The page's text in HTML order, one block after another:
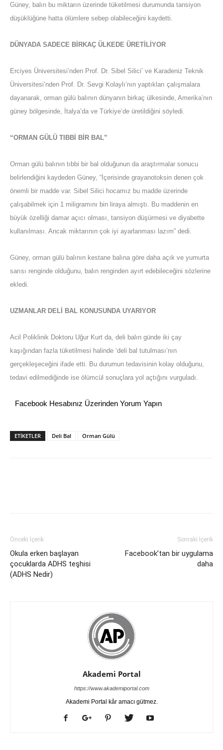
Güney, balın bu miktarın üzerinde tüketilmesi durumunda tansiyon
düşüklüğüne hatta ölümlere sebep olabileceğini kaydetti.
DÜNYADA SADECE BİRKAÇ ÜLKEDE ÜRETİLİYOR
Erciyes Üniversitesi’nden Prof. Dr. Sibel Silici’ ve Karadeniz Teknik
Üniversitesi’nden Prof. Dr. Sevgi Kolaylı’nın yaptıkları çalışmalara
dayanarak, orman gülü balının dünyanın birkaç ülkesinde, Amerika’nın
güney bölgesinde, İtalya’da ve Türkiye’de üretildiğini söyledi.
“ORMAN GÜLÜ TIBBİ BİR BAL”
Orman gülü balının tıbbi bir bal olduğunun da araştırmalar sonucu
belirlendiğini kaydeden Güney, “İçerisinde grayanotoksin denen çok
önemli bir madde var. Sibel Silici hocamız bu madde üzerinde
çalışabilmek için 1 miligramını bin liraya almıştı. Bu maddenin en
büyük özelliği damar açıcı olması, tansiyon düşürmesi ve diyabette
kullanılması. Ancak miktarının çok iyi ayarlanması lazım” dedi.
Güney, orman gülü balının kestane balına göre daha açık ve yumurta
sarısı renginde olduğunu, balın renginden ayırt edebileceğini sözlerine
ekledi.
UZMANLAR DELİ BAL KONUSUNDA UYARIYOR
Acil Poliklinik Doktoru Uğur Kurt da, deli balın günde iki çay
kaşığından fazla tüketilmesi halinde ‘deli bal tutulması’nın
gerçekleşeceğini ifade etti. Bu durumun tedavisinin kolay olduğunu,
tedavi edilmediğinde ise ölümcül sonuçlara yol açtığını vurguladı.
Facebook Hesabınız Üzerinden Yorum Yapın
ETİKETLER Deli Bal Orman Gülü
Önceki İçerik
Okula erken başlayan
çocuklarda ADHS teşhisi
(ADHS Nedir)
Sonraki İçerik
Facebook’tan bir uygulama
daha
Akademi Portal
https://www.akademiportal.com
Akademi Portal kâr amacı gütmez.